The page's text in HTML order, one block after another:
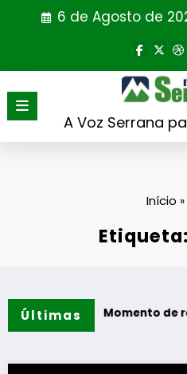
6 de Agosto de
A Voz Serrana
Início »
Últimas
– Momento de reflexão